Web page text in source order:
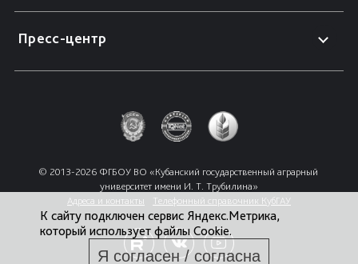
Пресс-центр
© 2013-2026 ФГБОУ ВО «Кубанский государственный аграрный
университет имени И. Т. Трубилина»
Адреса и контакты
Телефонный справочник КубГАУ
К сайту подключен сервис Яндекс.Метрика,
который использует файлы Cookie.
Я согласен / согласна